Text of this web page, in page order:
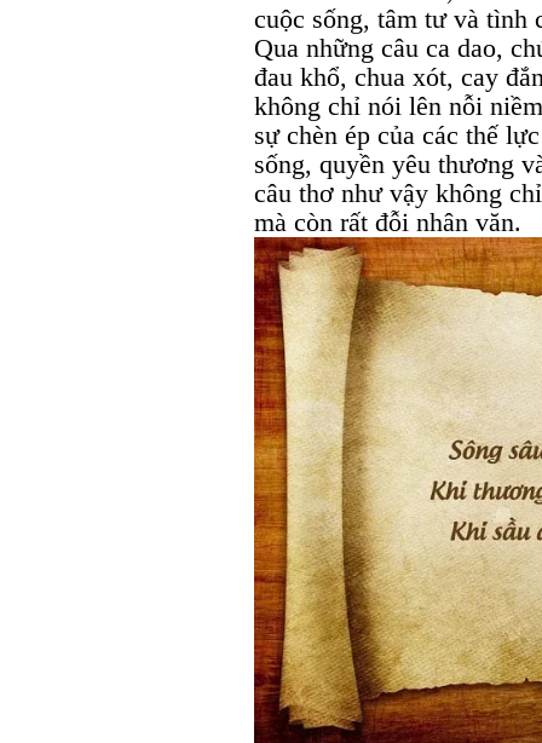
cuộc sống, tâm tư và tình
Qua những câu ca dao,
đau khổ, chua xót, cay
không chỉ nói lên nỗi
sự chèn ép của các thế
sống, quyền yêu thương
câu thơ như vậy không
mà còn rất đỗi nhân văn.